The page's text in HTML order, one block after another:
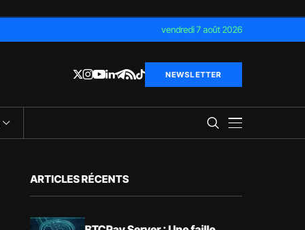
vendredi 7 août 2026
NEWSLETTER
ARTICLES RÉCENTS